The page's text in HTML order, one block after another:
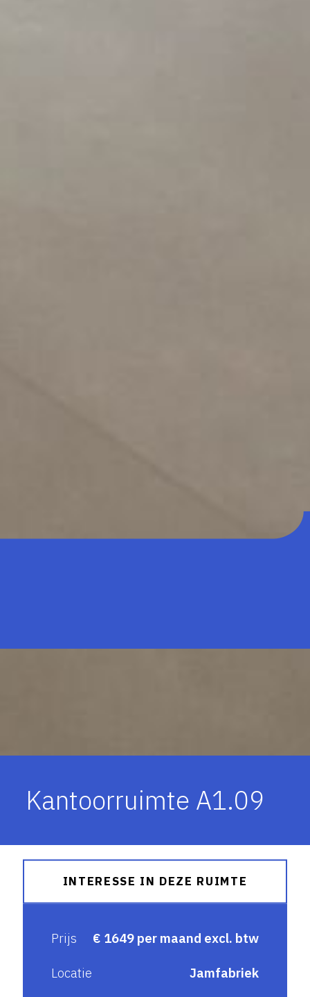
Kantoorruimte A1.09
INTERESSE IN DEZE RUIMTE
Prijs € 1649 per maand excl. btw
Locatie Jamfabriek